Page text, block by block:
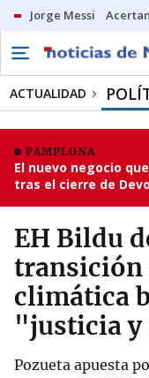
Jorge Messi
ACTUALIDAD
PAMPLONA
El nuevo negocio
tras el cierre de
EH Bildu
transición
climática
"justicia y
Pozueta apuesta